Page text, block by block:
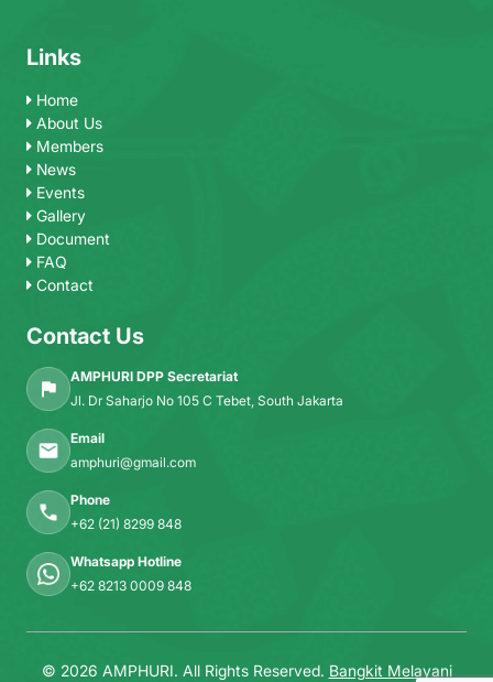
Links
Home
About Us
Members
News
Events
Gallery
Document
FAQ
Contact
Contact Us
AMPHURI DPP Secretariat
Jl. Dr Saharjo No 105 C Tebet, South Jakarta
Email
amphuri@gmail.com
Phone
+62 (21) 8299 848
Whatsapp Hotline
+62 8213 0009 848
© 2026 AMPHURI. All Rights Reserved. Bangkit Melayani